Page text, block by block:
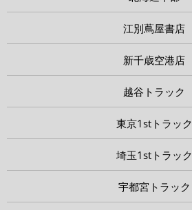
江別蔦屋書店
新千歳空港店
越谷トラック
東京1stトラック
埼玉1stトラック
宇都宮トラック